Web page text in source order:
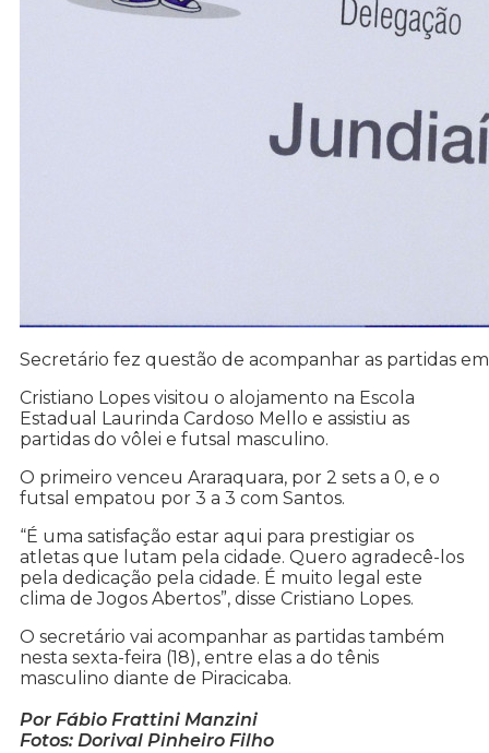
Secretário fez questão de acompanhar as partidas
Cristiano Lopes visitou o alojamento na Escola
Estadual Laurinda Cardoso Mello e assistiu as
partidas do vôlei e futsal masculino.
O primeiro venceu Araraquara, por 2 sets a 0, e o
futsal empatou por 3 a 3 com Santos.
“É uma satisfação estar aqui para prestigiar os
atletas que lutam pela cidade. Quero agradecê-los
pela dedicação pela cidade. É muito legal este
clima de Jogos Abertos”, disse Cristiano Lopes.
O secretário vai acompanhar as partidas também
nesta sexta-feira (18), entre elas a do tênis
masculino diante de Piracicaba.
Por Fábio Frattini Manzini
Fotos: Dorival Pinheiro Filho